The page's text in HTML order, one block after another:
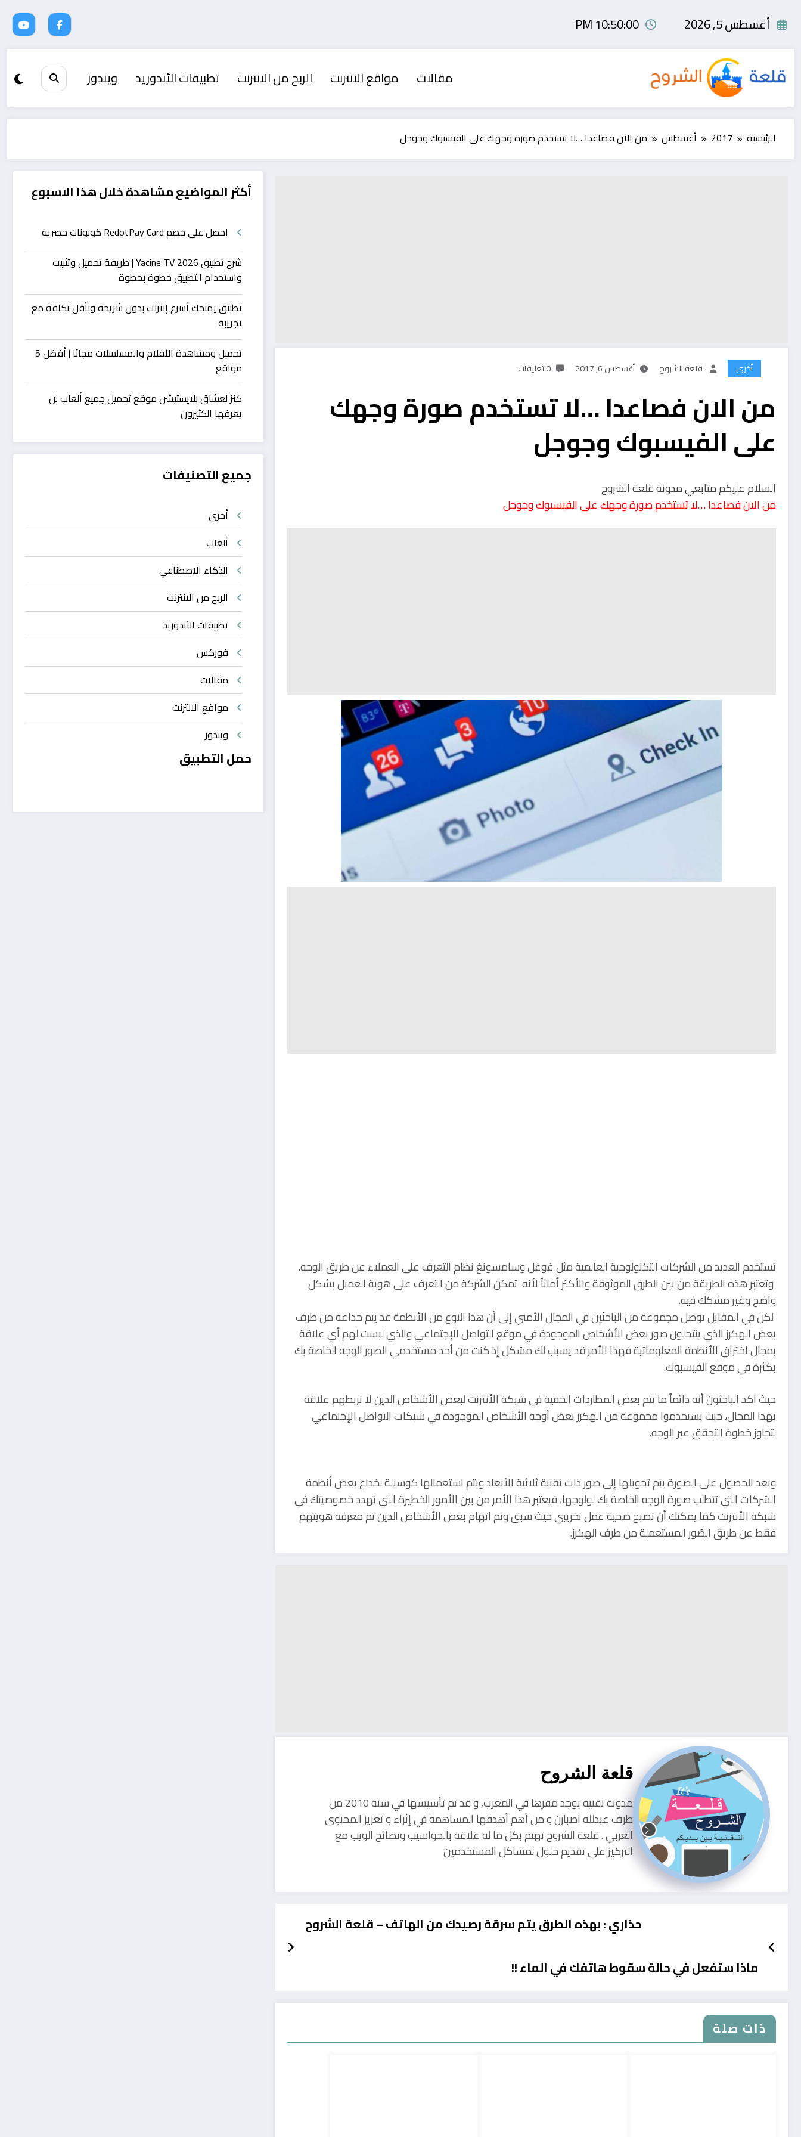
أغسطس 5, 2026 10:50:00 PM
مقالات مواقع الانترنت الربح من الانترنت تطبيقات الأندوريد ويندوز
الرئيسية 2017 أغسطس من الان فصاعدا …لا تستخدم صورة وجهك على الفيسبوك وجوجل
أخرى قلعة الشروح أغسطس 6, 2017 0 تعليقات
من الان فصاعدا …لا تستخدم صورة وجهك
على الفيسبوك وجوجل
السلام عليكم متابعي مدونة قلعة الشروح
من الان فصاعدا …لا تستخدم صورة وجهك على الفيسبوك وجوجل
تستخدم العديد من الشركات التكنولوجية العالمية مثل غوغل وسامسونغ نظام التعرف على العملاء عن طريق الوجه.
وتعتبر هذه الطريقة من بين الطرق الموثوقة والأكثر أماناً لأنه تمكن الشركة من التعرف على هوية العميل بشكل
واضح وغير مشكك فيه.
لكن في المقابل توصل مجموعة من الباحثين في المجال الأمني إلى أن هذا النوع من الأنظمة قد يتم خداعه من طرف
بعض الهكرز الذي ينتحلون صور بعض الأشخاص الموجودة في موقع التواصل الإجتماعي والذي ليست لهم أي علاقة
بمجال اختراق الأنظمة المعلوماتية فهذا الأمر قد يسبب لك مشكل إذ كنت من أحد مستخدمي الصور الوجه الخاصة بك
بكثرة في موقع الفيسبوك.
حيث اكد الباحثون أنه دائماً ما تتم بعض المطاردات الخفية في شبكة الأنترنت لبعض الأشخاص الذين لا تربطهم علاقة
بهذا المجال، حيث يستخدموا مجموعة من الهكرز بعض أوجه الأشخاص الموجودة في شبكات التواصل الإجتماعي
لتجاوز خطوة التحقق عبر الوجه.
وبعد الحصول على الصورة يتم تحويلها إلى صور ذات تقنية ثلاثية الأبعاد ويتم استعمالها كوسيلة لخداع بعض أنظمة
الشركات التي تتطلب صورة الوجه الخاصة بك لولوجها، فيعتبر هذا الأمر من بين الأمور الخطيرة التي تهدد خصوصيتك في
شبكة الأنترنت كما يمكنك أن تصبح ضحية عمل تخريبي حيث سبق وتم اتهام بعض الأشخاص الذين تم معرفة هويتهم
فقط عن طريق الصُور المستعملة من طرف الهكرز.
قلعة الشروح
مدونة تقنية يوجد مقرها في المغرب, و قد تم تأسيسها في سنة 2010 من
طرف عبدلله اصبارن و من أهم أهدفها المساهمة في إثراء و تعزيز المحتوى
العربي . قلعة الشروح تهتم بكل ما له علاقة بالحواسيب ونصائح الويب مع
التركيز على تقديم حلول لمشاكل المستخدمين
حذاري : بهذه الطرق يتم سرقة رصيدك من الهاتف – قلعة الشروح
ماذا ستفعل في حالة سقوط هاتفك في الماء !!
ذات صلة
أكثر المواضيع مشاهدة خلال هذا الاسبوع
احصل على خصم RedotPay Card كوبونات حصرية
شرح تطبيق Yacine TV 2026 | طريقة تحميل وتثبيت
واستخدام التطبيق خطوة بخطوة
تطبيق يمنحك أسرع إنترنت بدون شريحة وبأقل تكلفة مع
تجريبة
تحميل ومشاهدة الأفلام والمسلسلات مجانًا | أفضل 5
مواقع
كنز لعشاق بلايستيشن موقع تحميل جميع ألعاب لن
يعرفها الكثيرون
جميع التصنيفات
أخرى
ألعاب
الذكاء الاصطناعي
الربح من الانترنت
تطبيقات الأندوريد
فوركس
مقالات
مواقع الانترنت
ويندوز
حمل التطبيق